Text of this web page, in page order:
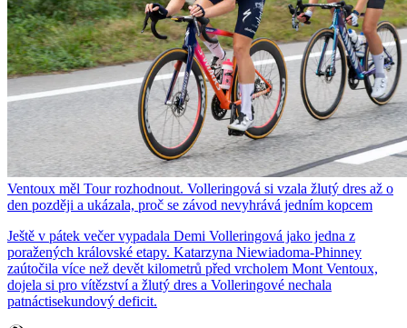
Ventoux měl Tour rozhodnout. Volleringová si vzala žlutý dres až o
den později a ukázala, proč se závod nevyhrává jedním kopcem
Ještě v pátek večer vypadala Demi Volleringová jako jedna z
poražených královské etapy. Katarzyna Niewiadoma-Phinney
zaútočila více než devět kilometrů před vrcholem Mont Ventoux,
dojela si pro vítězství a žlutý dres a Volleringové nechala
patnáctisekundový deficit.